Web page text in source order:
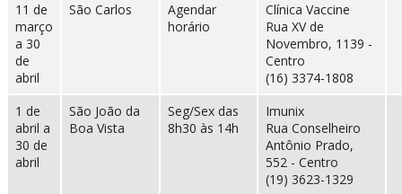
11 de
março
a 30
de
abril
São Carlos
Agendar
horário
Clínica Vaccine
Rua XV de
Novembro, 1139 -
Centro
(16) 3374-1808
1 de
abril a
30 de
abril
São João da
Boa Vista
Seg/Sex das
8h30 às 14h
Imunix
Rua Conselheiro
Antônio Prado,
552 - Centro
(19) 3623-1329